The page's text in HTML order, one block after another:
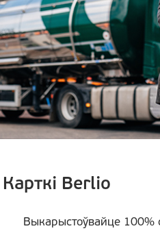
Карткі Berlio
Выкарыстоўвайце 100%